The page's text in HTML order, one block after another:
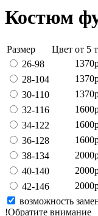
Костюм
Размер Цвет от 5
26-98
28-104
30-110
32-116
34-122
36-128
38-134
40-140
42-146
возможность
!Обратите внимание